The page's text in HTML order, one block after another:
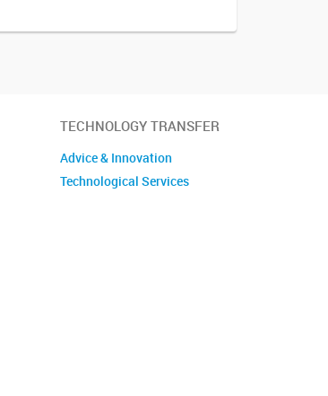
TECHNOLOGY TRANSFER
Advice & Innovation
Technological Services